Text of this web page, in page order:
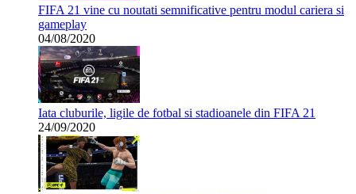
FIFA 21 vine cu noutati semnificative pentru modul cariera si
gameplay
04/08/2020
Iata cluburile, ligile de fotbal si stadioanele din FIFA 21
24/09/2020